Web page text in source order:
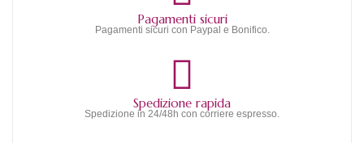
Pagamenti sicuri
Pagamenti sicuri con Paypal e Bonifico.
Spedizione rapida
Spedizione in 24/48h con corriere espresso.